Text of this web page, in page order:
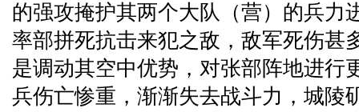
的强攻掩护其两个大队（营）的兵力
率部拼死抗击来犯之敌，敌军死伤甚
是调动其空中优势，对张部阵地进行
兵伤亡惨重，渐渐失去战斗力，城陵